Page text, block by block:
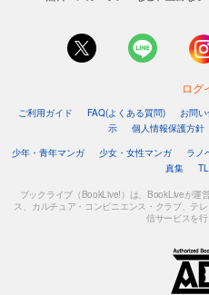
ログ
ご利用ガイド FAQ(よくある質問) お問
示
個人情報保護方針
少年・青年マンガ
少女・女性マンガ ラノ
真集
TL
ブックライブ（BookLive!）は、BookLiveが運
ス、カルチュア・コンビニエンス・クラブ、テ
信サービスを行